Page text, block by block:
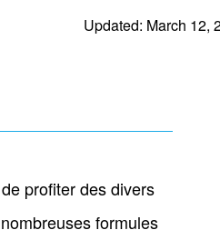
Updated: March 12,
profiter des divers
formules